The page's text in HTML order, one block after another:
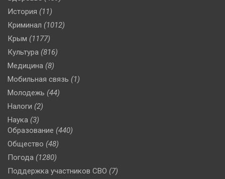
История (11)
Криминал (1012)
Крым (1177)
Культура (816)
Медицина (8)
Мобильная связь (1)
Молодежь (44)
Налоги (2)
Наука (3)
Образование (440)
Общество (48)
Погода (1280)
Поддержка участников СВО (7)